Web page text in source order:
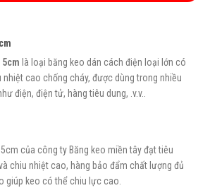
là loại băng keo dán cách điện loại lớn có
cao chống cháy, được dùng trong nhiều
điện, điện tử, hàng tiêu dung, .v.v..
5cm của công ty Băng keo miền tây đạt tiêu
chiu nhiệt cao, hàng bảo đẩm chất lượng đủ
giúp keo có thể chiu lực cao.